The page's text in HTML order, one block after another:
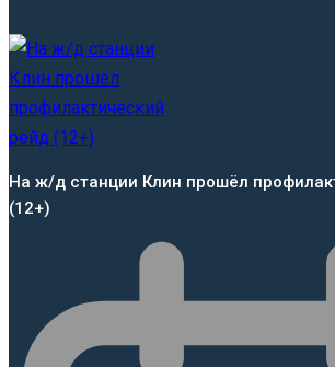
На ж/д станции Клин прошёл
(12+)